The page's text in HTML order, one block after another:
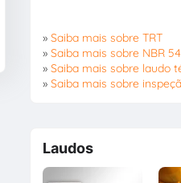
» Saiba mais sobre TRT
» Saiba mais sobre NBR
» Saiba mais sobre laudo
» Saiba mais sobre
Laudos